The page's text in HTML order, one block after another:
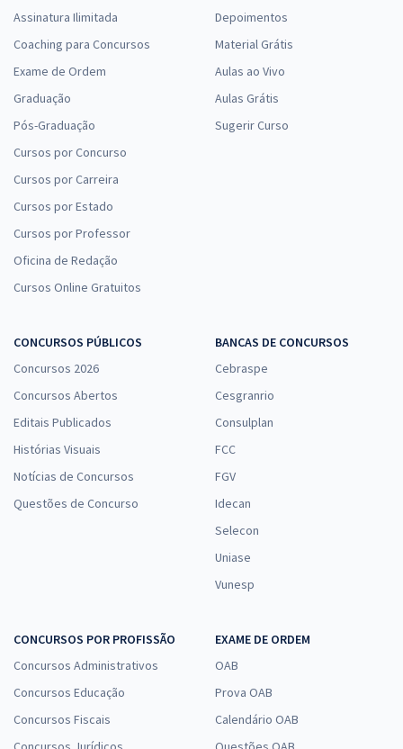
Assinatura Ilimitada
Coaching para Concursos
Exame de Ordem
Graduação
Pós-Graduação
Cursos por Concurso
Cursos por Carreira
Cursos por Estado
Cursos por Professor
Oficina de Redação
Cursos Online Gratuitos
Depoimentos
Material Grátis
Aulas ao Vivo
Aulas Grátis
Sugerir Curso
CONCURSOS PÚBLICOS
Concursos 2026
Concursos Abertos
Editais Publicados
Histórias Visuais
Notícias de Concursos
Questões de Concurso
BANCAS DE CONCURSOS
Cebraspe
Cesgranrio
Consulplan
FCC
FGV
Idecan
Selecon
Uniase
Vunesp
CONCURSOS POR PROFISSÃO
Concursos Administrativos
Concursos Educação
Concursos Fiscais
EXAME DE ORDEM
OAB
Prova OAB
Calendário OAB